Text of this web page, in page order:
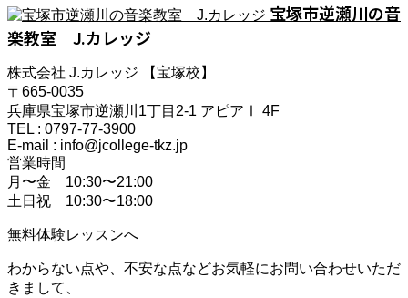
宝塚市逆瀬川の音
楽教室 J.カレッジ
株式会社 J.カレッジ 【宝塚校】
〒665-0035
兵庫県宝塚市逆瀬川1丁目2-1 アピアⅠ 4F
TEL : 0797-77-3900
E-mail : info@jcollege-tkz.jp
営業時間
月〜金 10:30〜21:00
土日祝 10:30〜18:00
無料体験レッスンへ
わからない点や、不安な点などお気軽にお問い合わせいただ
きまして、